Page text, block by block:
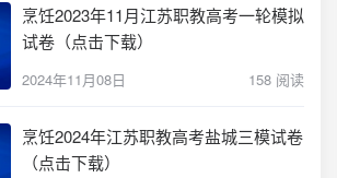
烹饪2023年11月江苏职教高考一轮模拟
试卷（点击下载）
2024年11月08日 158 阅读
烹饪2024年江苏职教高考盐城三模试卷
（点击下载）